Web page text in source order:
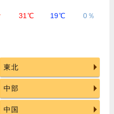
31℃ 19℃ 0％
東北
中部
中国